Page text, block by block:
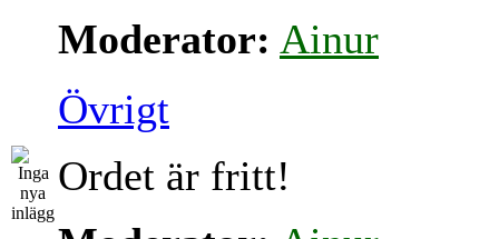
Moderator: Ainur
Övrigt
Ordet är fritt!